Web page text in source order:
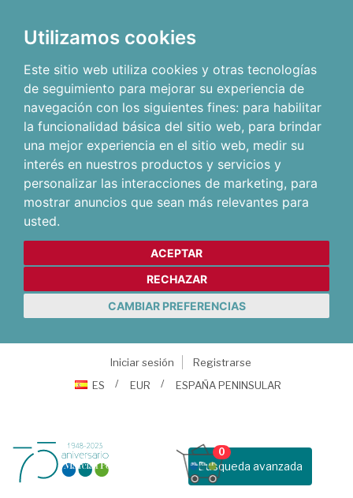
Utilizamos cookies
Este sitio web utiliza cookies y otras tecnologías
de seguimiento para mejorar su experiencia de
navegación con los siguientes fines: para habilitar
la funcionalidad básica del sitio web, para brindar
una mejor experiencia en el sitio web, medir su
interés en nuestros productos y servicios y
personalizar las interacciones de marketing, para
mostrar anuncios que sean más relevantes para
usted.
ACEPTAR
RECHAZAR
CAMBIAR PREFERENCIAS
Iniciar sesión
Registrarse
ES
EUR ESPAÑA PENINSULAR
Busqueda avanzada
0